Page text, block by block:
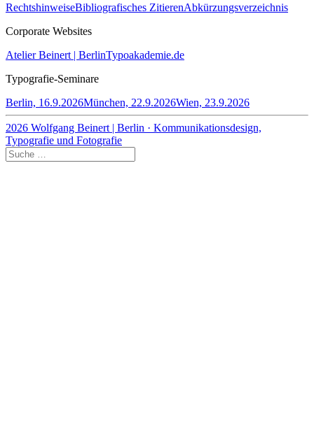
RechtshinweiseBibliografisches ZitierenAbkürzungsverzeichnis
Corporate Websites
Atelier Beinert | BerlinTypoakademie.de
Typografie-Seminare
Berlin, 16.9.2026München, 22.9.2026Wien, 23.9.2026
2026 Wolfgang Beinert | Berlin · Kommunikationsdesign,
Typografie und Fotografie